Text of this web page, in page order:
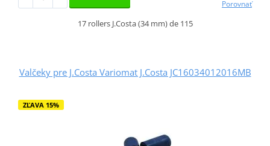
Porovnať
17 rollers J.Costa (34 mm) de 115
Valčeky pre J.Costa Variomat J.Costa JC16034012016MB
ZĽAVA 15%